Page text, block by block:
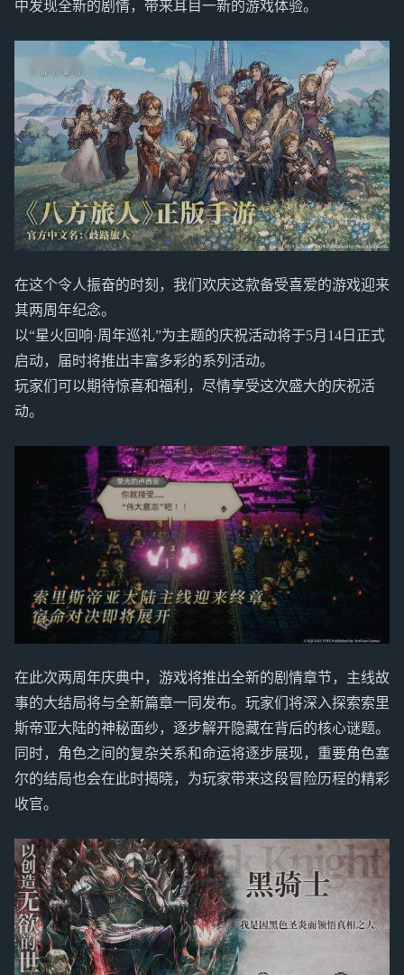
中发现全新的剧情，带来耳目一新的游戏体验。
在这个令人振奋的时刻，我们欢庆这款备受喜爱的游戏迎来
其两周年纪念。
以“星火回响·周年巡礼”为主题的庆祝活动将于5月14日正式
启动，届时将推出丰富多彩的系列活动。
玩家们可以期待惊喜和福利，尽情享受这次盛大的庆祝活
动。
在此次两周年庆典中，游戏将推出全新的剧情章节，主线故
事的大结局将与全新篇章一同发布。玩家们将深入探索索里
斯帝亚大陆的神秘面纱，逐步解开隐藏在背后的核心谜题。
同时，角色之间的复杂关系和命运将逐步展现，重要角色塞
尔的结局也会在此时揭晓，为玩家带来这段冒险历程的精彩
收官。